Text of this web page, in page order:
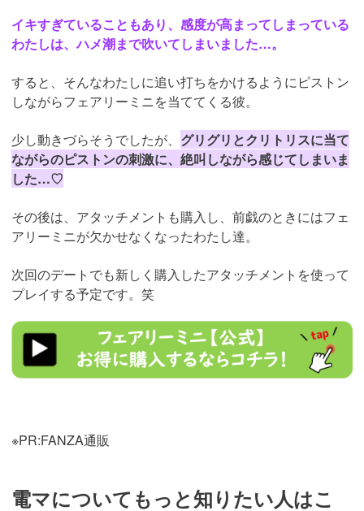
イキすぎていることもあり、感度が高まってしまっている
わたしは、ハメ潮まで吹いてしまいました…。
すると、そんなわたしに追い打ちをかけるようにピストン
しながらフェアリーミニを当ててくる彼。
少し動きづらそうでしたが、 グリグリとクリトリスに当て
ながらのピストンの刺激に、絶叫しながら感じてしまいま
した…♡
その後は、アタッチメントも購入し、前戯のときにはフェ
アリーミニが欠かせなくなったわたし達。
次回のデートでも新しく購入したアタッチメントを使って
プレイする予定です。笑
https://al.dmm.co.jp/?
lurl=https%3A%2F%2Fwww.dmm.co.jp%2Fmono%2Fgoods%2F-
%2Fdetail%2F%3D%2Fcid%3Dvibrator0353so%2F&af_id=trip01-
007&ch=toolbar&ch_id=link
※PR:FANZA通販
電マについてもっと知りたい人はこ